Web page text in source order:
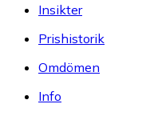
Insikter
Prishistorik
Omdömen
Info